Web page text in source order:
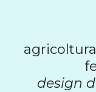
design